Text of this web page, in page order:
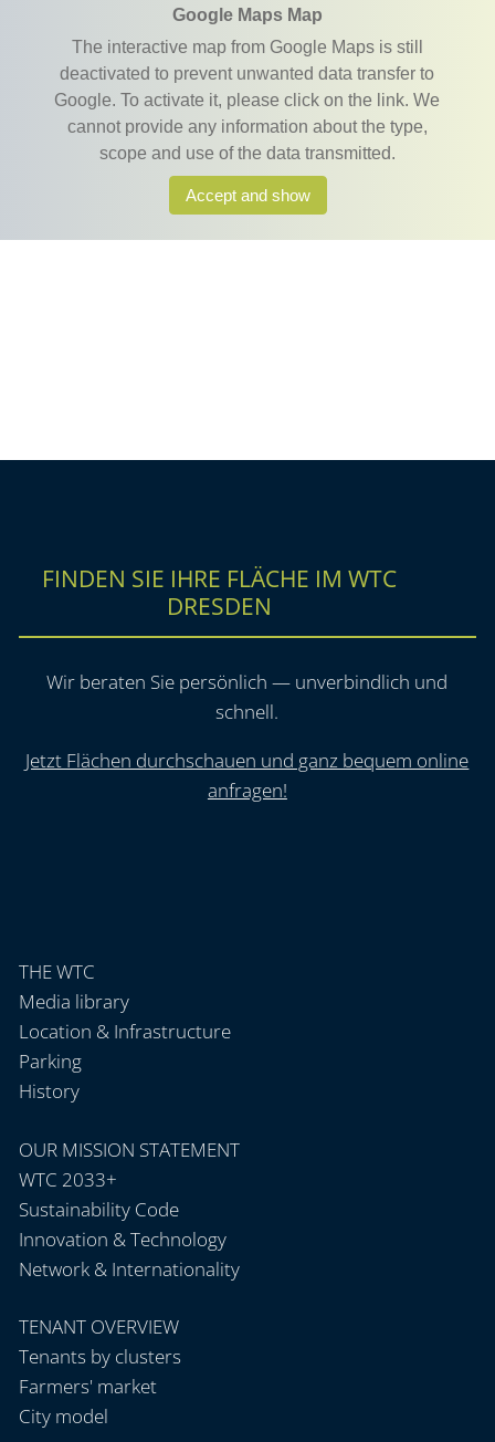
FINDEN SIE IHRE FLÄCHE IM WTC
DRESDEN
Wir beraten Sie persönlich — unverbindlich und
schnell.
Jetzt Flächen durchschauen und ganz bequem online
anfragen!
THE WTC
Media library
Location & Infrastructure
Parking
History
OUR MISSION STATEMENT
WTC 2033+
Sustainability Code
Innovation & Technology
Network & Internationality
TENANT OVERVIEW
Tenants by clusters
Farmers' market
City model